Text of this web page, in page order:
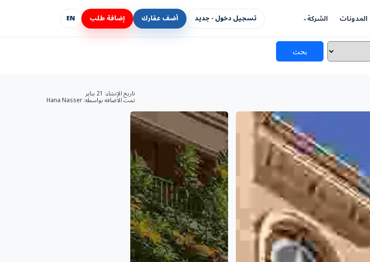
المدونات الشركة تسجيل دخول - جديد أضف عقارك إضافة طلب EN
بحث
تاريخ الإنشاء:
تمت الاضافه بواسطه: Hana Nasser